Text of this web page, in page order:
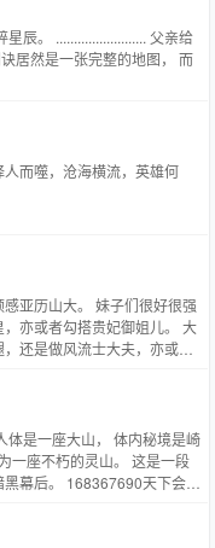
辰。 ......................... 父亲给
居然是一张完整的地图， 而
而噬，沧海横流，英雄何
亚历山大。 妹子们很好很强
亦或者勾搭贵妃御姐儿。 大
还是做风流士大夫，亦或者
群：15146926 国色读书
体是一座大山， 体内秘境是崎
一座不朽的灵山。 这是一段
幕后。 168367690天下会第